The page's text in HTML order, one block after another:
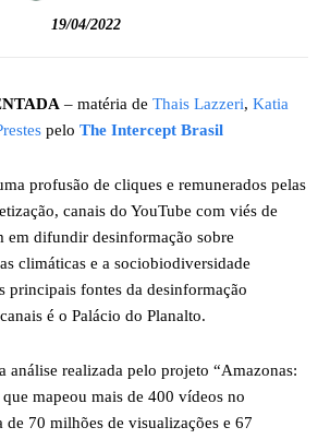
19/04/2022
– matéria de Thais Lazzeri, Katia
pelo The Intercept Brasil
profusão de cliques e remunerados pelas
canais do YouTube com viés de
em difundir desinformação sobre
climáticas e a sociobiodiversidade
principais fontes da desinformação
é o Palácio do Planalto.
análise realizada pelo projeto “Amazonas:
mapeou mais de 400 vídeos no
de 70 milhões de visualizações e 67